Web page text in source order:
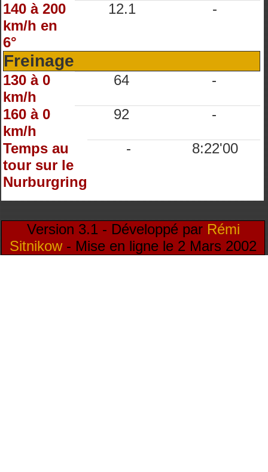
140 à 200
km/h en
6°
12.1 -
Freinage
130 à 0
km/h
64 -
160 à 0
km/h
92 -
Temps au
tour sur le
Nurburgring
- 8:22'00
Version 3.1 - Développé par Rémi
Sitnikow- Mise en ligne le 2 Mars 2002